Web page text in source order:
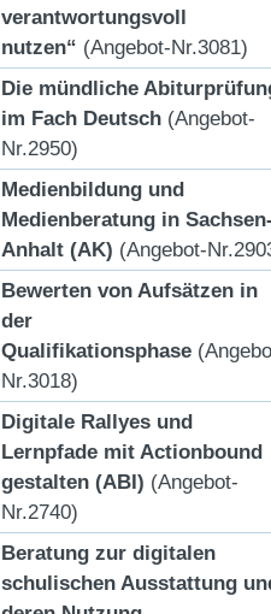
verantwortungsvoll
nutzen“ (Angebot-Nr.3081)
Die mündliche
im Fach Deutsch (Angebot-
Nr.2950)
Medienbildung und
Medienberatung in
Anhalt (AK) (Angebot-
Bewerten von Aufsätzen in
der
Qualifikationsphase
Nr.3018)
Digitale Rallyes und
Lernpfade mit Actionbound
gestalten (ABI) (Angebot-
Nr.2740)
Beratung zur digitalen
schulischen Ausstattung